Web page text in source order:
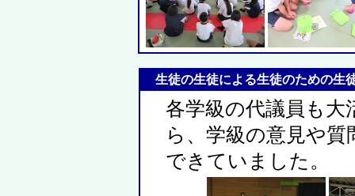
生徒の生徒による生徒のための
各学級の代議員も大
ら、学級の意見や
できていました。